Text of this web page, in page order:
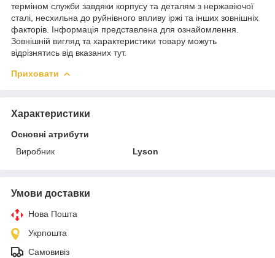
терміном служби завдяки корпусу та деталям з нержавіючої
сталі, несхильна до руйнівного впливу іржі та інших зовнішніх
факторів. Інформація представлена для ознайомлення.
Зовнішній вигляд та характеристики товару можуть
відрізнятись від вказаних тут.
Приховати
Характеристики
Основні атрибути
Виробник
Lyson
Умови доставки
Нова Пошта
Укрпошта
Самовивіз